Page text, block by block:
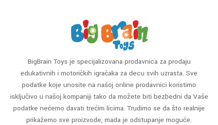
BigBrain Toys je specijalizovana prodavnica za prodaju
edukativnih i motoričkih igračaka za decu svih uzrasta. Sve
podatke koje unosite na našoj online prodavnici koristimo
isključivo u našoj kompaniji tako da možete biti bezbedni da Vaše
podatke nećemo davati trećim licima. Trudimo se da što realnije
prikažemo sve proizvode, mada je odstupanje moguće.